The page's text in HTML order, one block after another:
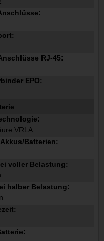
RJ-45:
EPO:
VRLA
Batterien:
voller Belastung:
halber Belastung: